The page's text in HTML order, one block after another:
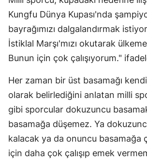
Kungfu Dünya Kupası'nda
bayrağımızı dalgalandırmak
İstiklal Marşı'mızı okutarak
Bunun için çok çalışıyorum."
Her zaman bir üst basamağı
olarak belirlediğini anlatan milli
gibi sporcular dokuzuncu
basamağa düşemez. Ya
kalacak ya da onuncu basamağa
için daha çok çalışıp emek